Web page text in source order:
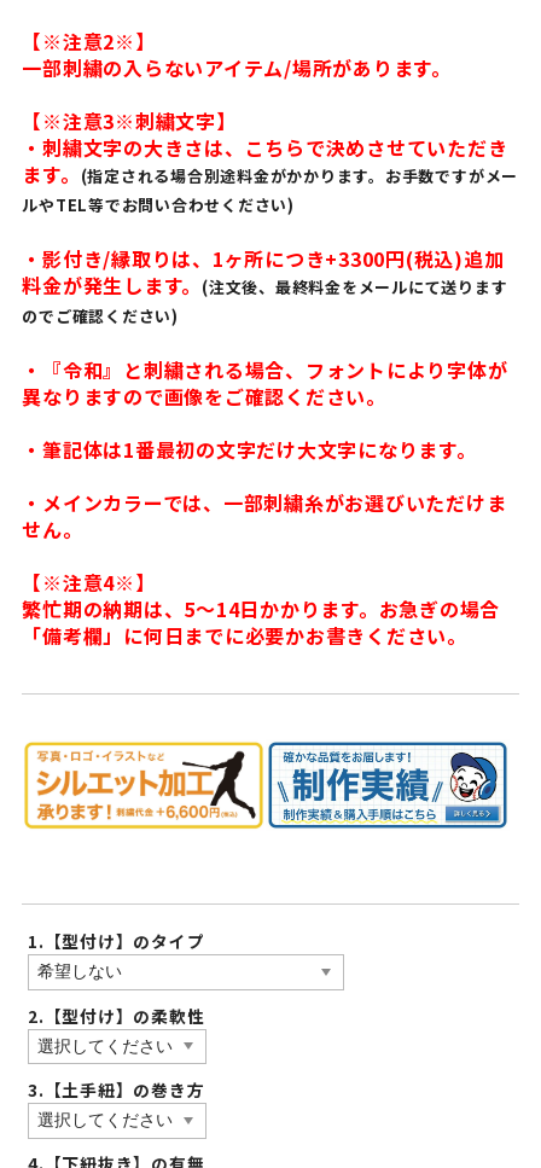
【※注意2※】
一部刺繍の入らないアイテム/場所があります。
【※注意3※刺繍文字】
・刺繍文字の大きさは、こちらで決めさせていただき
ます。
(指定される場合別途料金がかかります。お手数ですがメー
ルやTEL等でお問い合わせください)
・影付き/縁取りは、1ヶ所につき+3300円(税込)追加
料金が発生します。
(注文後、最終料金をメールにて送ります
のでご確認ください)
・『令和』と刺繍される場合、フォントにより字体が
異なりますので画像をご確認ください。
・筆記体は1番最初の文字だけ大文字になります。
・メインカラーでは、一部刺繍糸がお選びいただけま
せん。
【※注意4※】
繁忙期の納期は、5〜14日かかります。お急ぎの場合
「備考欄」に何日までに必要かお書きください。
1.【型付け】のタイプ
2.【型付け】の柔軟性
3.【土手紐】の巻き方